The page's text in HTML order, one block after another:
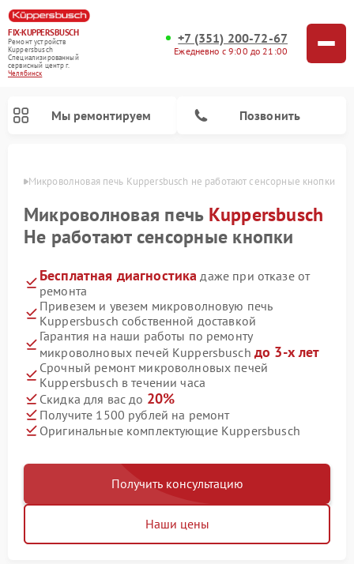
FIX-KUPPERSBUSCH
Ремонт устройств
Kuppersbusch
Специализированный
cервисный центр г.
Челябинск
+7 (351) 200-72-67
Ежедневно с 9:00 до 21:00
Мы ремонтируем Позвонить
Микроволновая печь Kuppersbusch не работают сенсорные кнопки
Микроволновая печь Kuppersbusch
Не работают сенсорные кнопки
Бесплатная диагностика даже при отказе от
ремонта
Привезем и увезем микроволновую печь
Kuppersbusch собственной доставкой
Гарантия на наши работы по ремонту
микроволновых печей Kuppersbusch до 3-х лет
Срочный ремонт микроволновых печей
Kuppersbusch в течении часа
Скидка для вас до 20%
Получите 1500 рублей на ремонт
Оригинальные комплектующие Kuppersbusch
Получить консультацию
Наши цены